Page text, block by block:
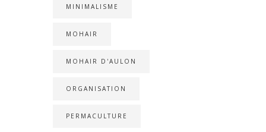
MINIMALISME
MOHAIR
MOHAIR D'AULON
ORGANISATION
PERMACULTURE